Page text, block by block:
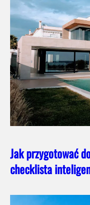
Jak przygotować
checklista